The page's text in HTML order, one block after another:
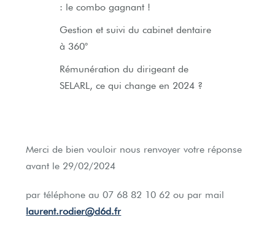
: le combo gagnant !
Gestion et suivi du cabinet dentaire
à 360°
Rémunération du dirigeant de
SELARL, ce qui change en 2024 ?
Merci de bien vouloir nous renvoyer votre réponse
avant le 29/02/2024
par téléphone au07 68 82 10 62 ou par mail
laurent.rodier@d6d.fr